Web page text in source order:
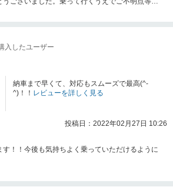
入したユーザー
納車まで早くて、対応もスムーズで最高(^-
^)！！ レビューを詳しく見る
投稿日：2022年02月27日 10:26
す！！今後も気持ちよく乗っていただけるように